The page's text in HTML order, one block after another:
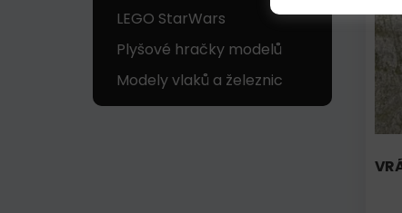
LEGO StarWars
Plyšové hračky modelů
Modely vlaků a železnic